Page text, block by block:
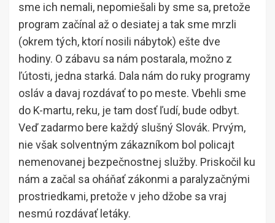
sme ich nemali, nepomiešali by sme sa, pretože
program začínal až o desiatej a tak sme mrzli
(okrem tých, ktorí nosili nábytok) ešte dve
hodiny. O zábavu sa nám postarala, možno z
ľútosti, jedna starká. Dala nám do ruky programy
osláv a davaj rozdávať to po meste. Vbehli sme
do K-martu, reku, je tam dosť ľudí, bude odbyt.
Veď zadarmo bere každý slušný Slovák. Prvým,
nie však solventným zákazníkom bol policajt
nemenovanej bezpečnostnej služby. Priskočil ku
nám a začal sa oháňať zákonmi a paralyzačnými
prostriedkami, pretože v jeho džobe sa vraj
nesmú rozdávať letáky.